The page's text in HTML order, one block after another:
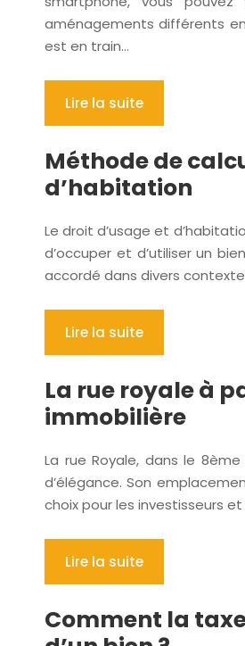
aménagements différents
est en train…
Lire la suite
Méthode de
d’habitation
Le droit d’usage et
d’occuper et d’utiliser un
accordé dans divers
Lire la suite
La rue royale à
immobilière
La rue Royale, dans le
d’élégance. Son
choix pour les investisseurs
Lire la suite
Comment la